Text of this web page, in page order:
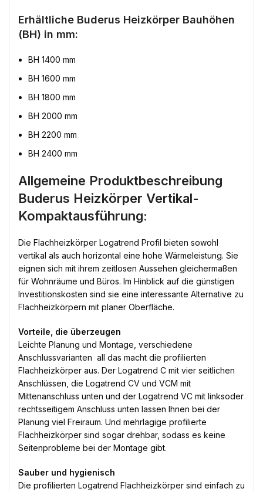
Erhältliche Buderus Heizkörper Bauhöhen
(BH) in mm:
BH 1400 mm
BH 1600 mm
BH 1800 mm
BH 2000 mm
BH 2200 mm
BH 2400 mm
Allgemeine Produktbeschreibung
Buderus Heizkörper Vertikal-
Kompaktausführung:
Die Flachheizkörper Logatrend Profil bieten sowohl
vertikal als auch horizontal eine hohe Wärmeleistung. Sie
eignen sich mit ihrem zeitlosen Aussehen gleichermaßen
für Wohnräume und Büros. Im Hinblick auf die günstigen
Investitionskosten sind sie eine interessante Alternative zu
Flachheizkörpern mit planer Oberfläche.
Vorteile, die überzeugen
Leichte Planung und Montage, verschiedene
Anschlussvarianten  all das macht die profilierten
Flachheizkörper aus. Der Logatrend C mit vier seitlichen
Anschlüssen, die Logatrend CV und VCM mit
Mittenanschluss unten und der Logatrend VC mit linksoder
rechtsseitigem Anschluss unten lassen Ihnen bei der
Planung viel Freiraum. Und mehrlagige profilierte
Flachheizkörper sind sogar drehbar, sodass es keine
Seitenprobleme bei der Montage gibt.
Sauber und hygienisch
Die profilierten Logatrend Flachheizkörper sind einfach zu